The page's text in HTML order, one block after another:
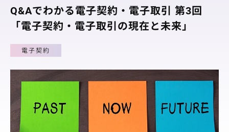
機能紹介
連携製品
導入サポート
取引先展開
サポート
Q&Aでわかる電子契約・電子取引 第3回
「電子契約・電子取引の現在と未来」
電子契約